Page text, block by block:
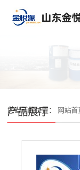
产品展厅
您当前的位置： 网站首